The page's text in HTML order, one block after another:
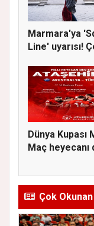
Marmara'ya
Line' uyarısı!
Dünya Kupası
Maç heyecanı
Çok